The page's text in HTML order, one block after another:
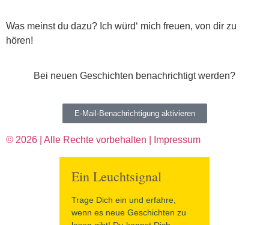
Was meinst du dazu? Ich würd‘ mich freuen, von dir zu
hören!
Bei neuen Geschichten benachrichtigt werden?
E-Mail-Benachrichtigung aktivieren
© 2026 | Alle Rechte vorbehalten | Impressum
Ein Leuchtsignal
Trage Dich ein und erfahre,
wenn es neue Geschichten zu